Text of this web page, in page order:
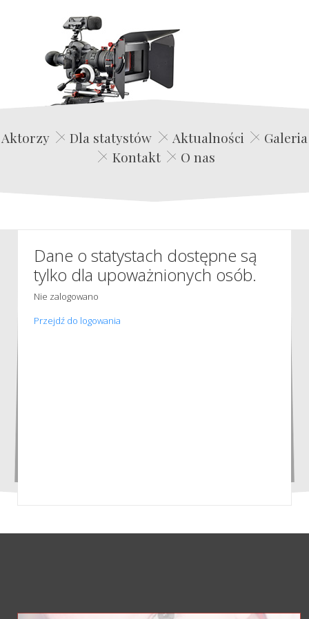
Edwin Film Agencja Aktorska
Aktorzy Dla statystów Aktualności
Galeria
Kontakt
O nas
Dane o statystach dostępne są
tylko dla upoważnionych osób.
Nie zalogowano
Przejdź do logowania